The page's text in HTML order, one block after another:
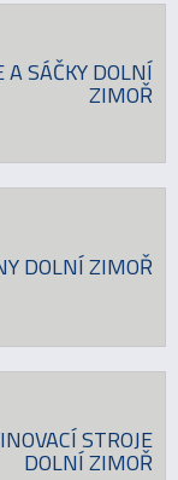
A SÁČKY DOLNÍ
ZIMOŘ
DOLNÍ ZIMOŘ
STROJE
DOLNÍ ZIMOŘ